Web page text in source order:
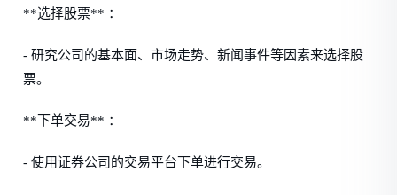
**选择股票** ：
- 研究公司的基本面、市场走势、新闻事件等因素来选择股
票。
**下单交易** ：
- 使用证券公司的交易平台下单进行交易。